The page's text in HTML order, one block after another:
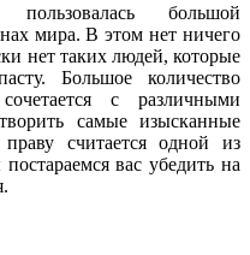
большой
мира. В этом нет ничего
нет таких людей, которые
Большое количество
с различными
самые изысканные
считается одной из
вас убедить на